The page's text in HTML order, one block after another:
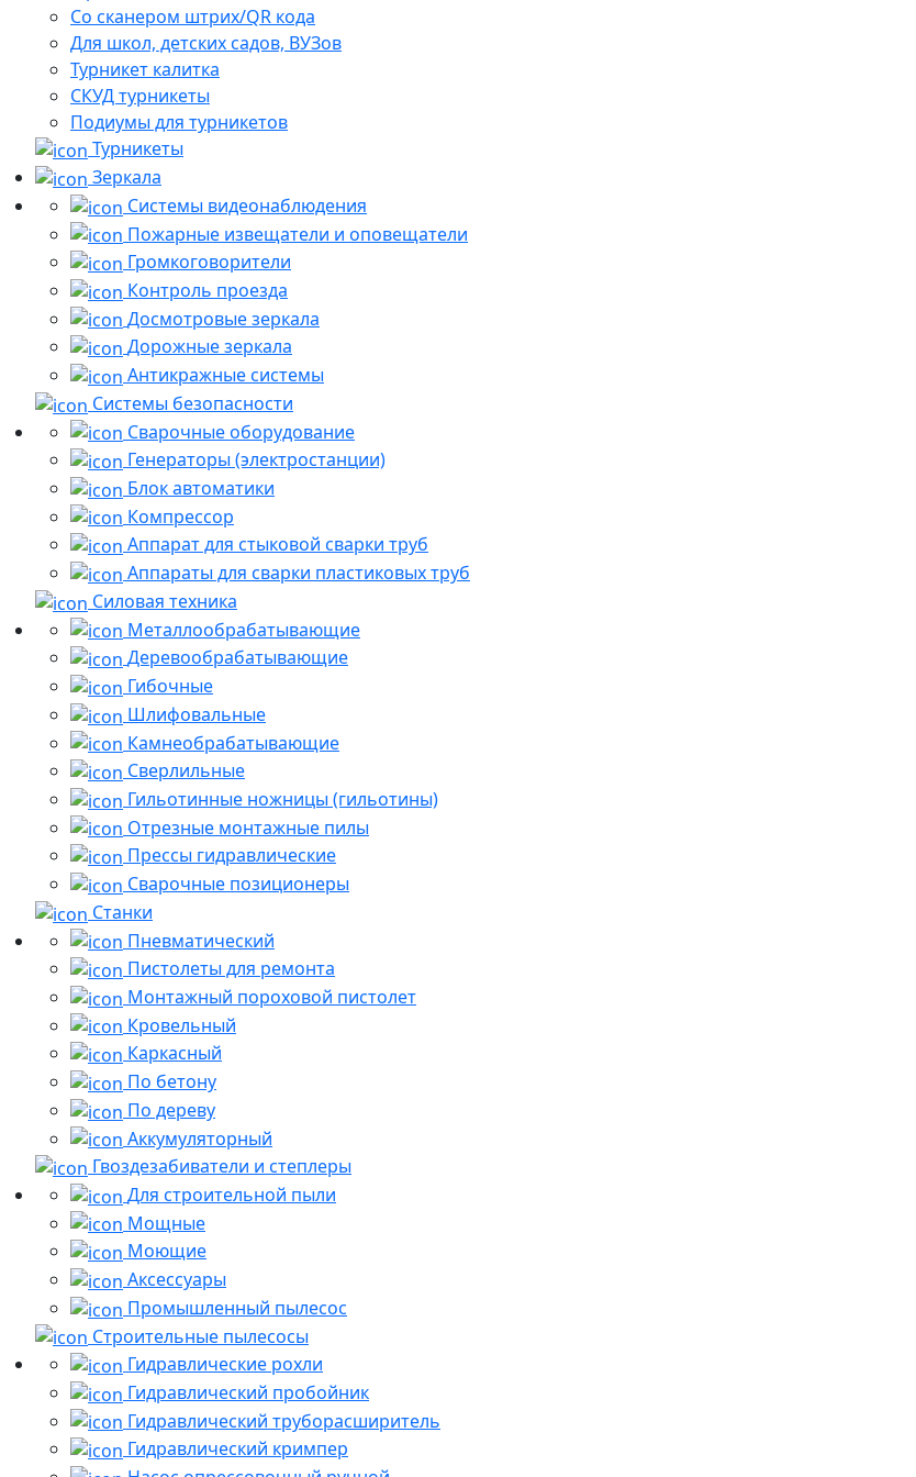
Со сканером штрих/QR кода
Для школ, детских садов, ВУЗов
Турникет калитка
СКУД турникеты
Подиумы для турникетов
Турникеты
Зеркала
Системы видеонаблюдения
Пожарные извещатели и оповещатели
Громкоговорители
Контроль проезда
Досмотровые зеркала
Дорожные зеркала
Антикражные системы
Системы безопасности
Сварочные оборудование
Генераторы (электростанции)
Блок автоматики
Компрессор
Аппарат для стыковой сварки труб
Аппараты для сварки пластиковых труб
Силовая техника
Металлообрабатывающие
Деревообрабатывающие
Гибочные
Шлифовальные
Камнеобрабатывающие
Сверлильные
Гильотинные ножницы (гильотины)
Отрезные монтажные пилы
Прессы гидравлические
Сварочные позиционеры
Станки
Пневматический
Пистолеты для ремонта
Монтажный пороховой пистолет
Кровельный
Каркасный
По бетону
По дереву
Аккумуляторный
Гвоздезабиватели и степлеры
Для строительной пыли
Мощные
Моющие
Аксессуары
Промышленный пылесос
Строительные пылесосы
Гидравлические рохли
Гидравлический пробойник
Гидравлический труборасширитель
Гидравлический кримпер